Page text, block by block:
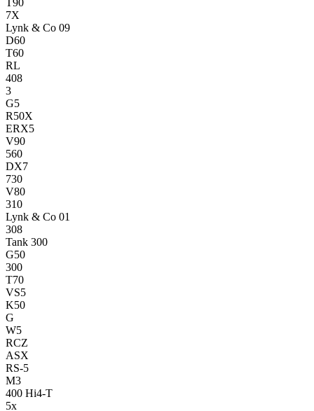
T90
7X
Lynk & Co 09
D60
T60
RL
408
3
G5
R50X
ERX5
V90
560
DX7
730
V80
310
Lynk & Co 01
308
Tank 300
G50
300
T70
VS5
K50
G
W5
RCZ
ASX
RS-5
M3
400 Hi4-T
5x